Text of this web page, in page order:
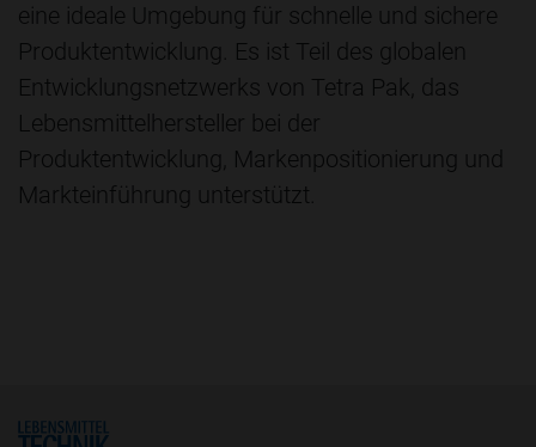
eine ideale Umgebung für schnelle und sichere
Produktentwicklung. Es ist Teil des globalen
Entwicklungsnetzwerks von Tetra Pak, das
Lebensmittelhersteller bei der
Produktentwicklung, Markenpositionierung und
Markteinführung unterstützt.
Home